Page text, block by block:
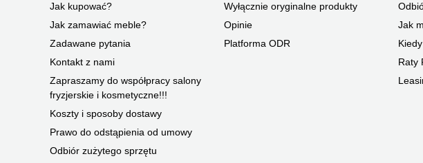
Jak kupować?
Jak zamawiać meble?
Zadawane pytania
Kontakt z nami
Zapraszamy do współpracy salony
fryzjerskie i kosmetyczne!!!
Koszty i sposoby dostawy
Prawo do odstąpienia od umowy
Odbiór zużytego sprzętu
Wyłącznie oryginalne produkty
Opinie
Platforma ODR
Jak
Raty